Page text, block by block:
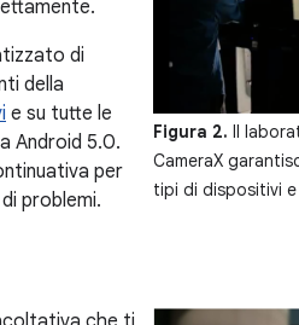
Figura 2. Il
CameraX
tipi di dispositivi
di
della
e su tutte le
Android 5.0.
per
problemi.